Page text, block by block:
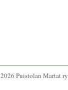
2026 Puistolan Martat ry